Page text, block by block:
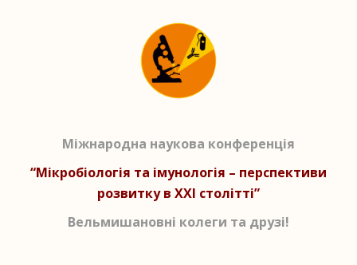
Міжнародна наукова конференція
“Мікробіологія та імунологія – перспективи
розвитку в XXI столітті”
Вельмишановні колеги та друзі!